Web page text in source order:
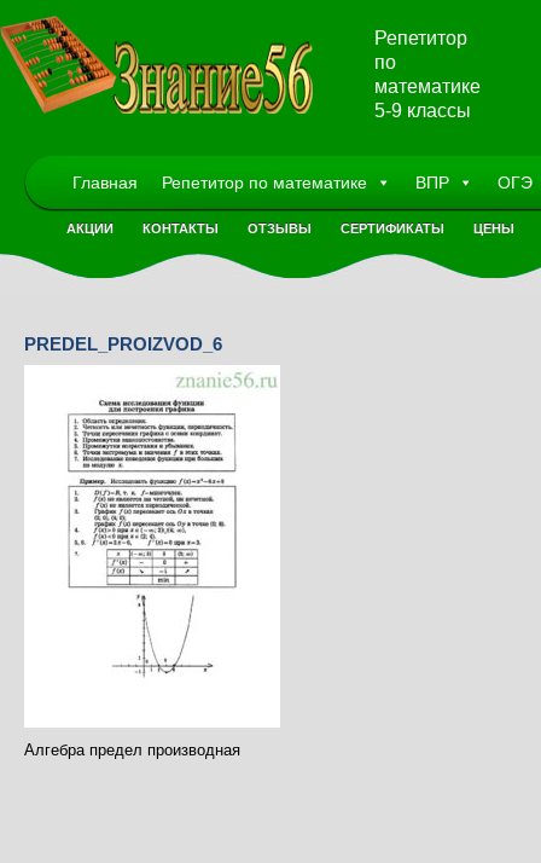
Репетитор
по
математике
5-9 классы
Главная Репетитор по математике ВПР ОГЭ
АКЦИИ КОНТАКТЫ ОТЗЫВЫ СЕРТИФИКАТЫ ЦЕНЫ
PREDEL_PROIZVOD_6
Алгебра предел производная